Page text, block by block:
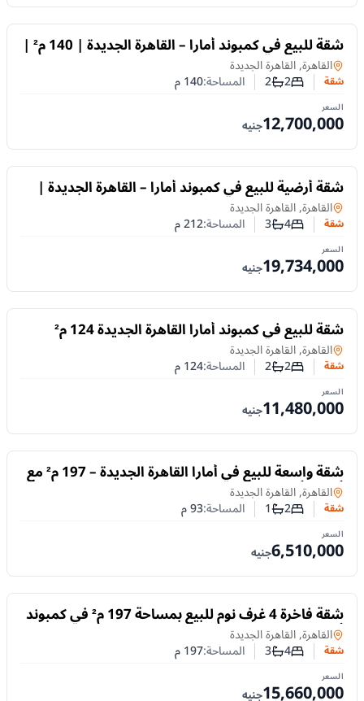
للبيع شقة للبيع في كمبوند أمارا – القاهرة الجديدة | 140 م² |
غرفتان | تشطيب كامل | تقسيط حتى 10 سنوات
شقةفي
القاهرة, القاهرة الجديدة
شقة عدد غرف النوم
2عدد الحمامات
2 المساحة:140م
السعر
12,700,000جنيه
للبيع
شقة أرضية للبيع في كمبوند أمارا – القاهرة الجديدة |
212 م² | 4 غرف | تشطيب كامل | تقسيط حتى
10سنوات
شقةفي
القاهرة, القاهرة الجديدة
شقة عدد غرف النوم
4عدد الحمامات
3 المساحة:212م
السعر
19,734,000جنيه
للبيع شقة للبيع في كمبوند أمارا القاهرة الجديدة 124 م²
غرفتين نوم بتشطيب كامل وتقسيط حتى 10 سنوات
شقةفي
القاهرة, القاهرة الجديدة
شقة عدد غرف النوم
2عدد الحمامات
2 المساحة:124م
السعر
11,480,000جنيه
للبيع شقة واسعة للبيع في أمارا القاهرة الجديدة – 197 م² مع
أفضل أنظمة التقسيط
شقةفي
القاهرة, القاهرة الجديدة
شقة عدد غرف النوم
2عدد الحمامات
1 المساحة:93م
السعر
6,510,000جنيه
للبيع شقة فاخرة 4 غرف نوم للبيع بمساحة 197 م² في كمبوند
أمارا – القاهرة الجديدة
شقةفي
القاهرة, القاهرة الجديدة
شقة عدد غرف النوم
4عدد الحمامات
3 المساحة:197م
السعر
15,660,000جنيه